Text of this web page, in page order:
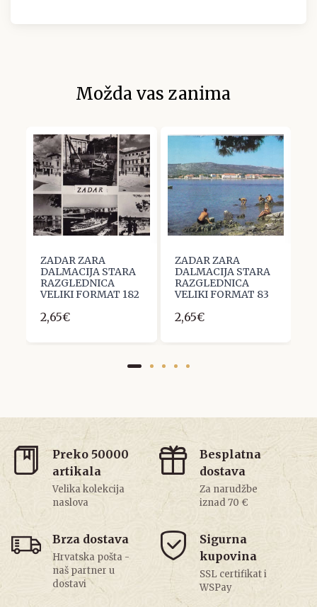
Možda vas zanima
ZADAR ZARA
DALMACIJA STARA
RAZGLEDNICA
VELIKI FORMAT 182
2,65€
ZADAR ZARA
DALMACIJA STARA
RAZGLEDNICA
VELIKI FORMAT 83
2,65€
Preko 50000
artikala
Velika kolekcija
naslova
Besplatna
dostava
Za narudžbe
iznad 70 €
Brza dostava
Hrvatska pošta -
naš partner u
dostavi
Sigurna
kupovina
SSL certifikat i
WSPay